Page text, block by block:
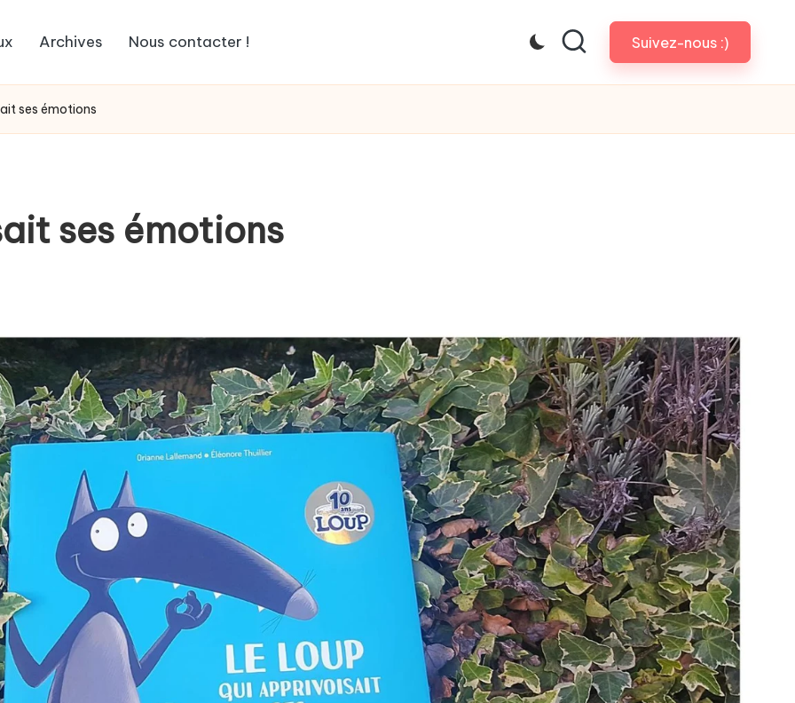
Archives Nous contacter ! Suivez-nous :)
ses émotions
ses émotions